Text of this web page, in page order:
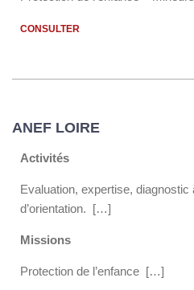
CONSULTER
ANEF LOIRE
Activités
Evaluation, expertise,
d’orientation. […]
Missions
Protection de l’enfance […]